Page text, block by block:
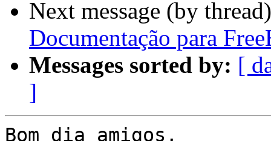
Next message (by
Documentação para
Messages sorted by: [
]
Bom dia amigos,